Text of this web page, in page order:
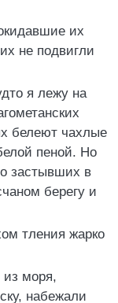
их
не подвигли
я лежу на
белеют чахлые
пеной. Но
застывших в
берегу и
тления жарко
из моря,
набежали